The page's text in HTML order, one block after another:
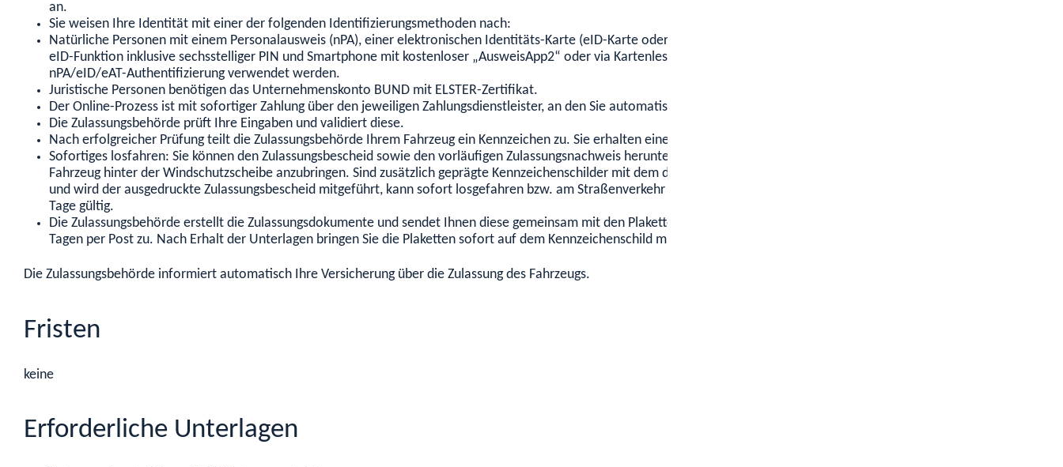
an.
Sie weisen Ihre Identität mit einer der folgenden Identifizierungsmethoden nach:
Natürliche Personen mit einem Personalausweis (nPA), einer elektronischen Identitäts-Karte (eID-Karte oder ein elektronischer Aufenthaltstitel, eAT) mit freigeschalteter
eID-Funktion inklusive sechsstelliger PIN und Smartphone mit kostenloser „AusweisApp2“ oder via Kartenlesegerät. Alternativ kann die BundID mit ELSTER-Zertifikat oder
nPA/eID/eAT-Authentifizierung verwendet werden.
Juristische Personen benötigen das Unternehmenskonto BUND mit ELSTER-Zertifikat.
Der Online-Prozess ist mit sofortiger Zahlung über den jeweiligen Zahlungsdienstleister, an den Sie automatisch weitergeleitet werden, abzuschließen.
Die Zulassungsbehörde prüft Ihre Eingaben und validiert diese.
Nach erfolgreicher Prüfung teilt die Zulassungsbehörde Ihrem Fahrzeug ein Kennzeichen zu. Sie erhalten einen vorläufigen Zulassungsnachweis.
Sofortiges losfahren: Sie können den Zulassungsbescheid sowie den vorläufigen Zulassungsnachweis herunterladen und ausdrucken. Der vorläufige Zulassungsnachweis ist im
Fahrzeug hinter der Windschutzscheibe anzubringen. Sind zusätzlich geprägte Kennzeichenschilder mit dem dem Fahrzeug zugeteilten Kennzeichen am Fahrzeug angebracht
und wird der ausgedruckte Zulassungsbescheid mitgeführt, kann sofort losgefahren bzw. am Straßenverkehr teilgenommen werden. Der vorläufige Zulassungsnachweis ist 10
Tage gültig.
Die Zulassungsbehörde erstellt die Zulassungsdokumente und sendet Ihnen diese gemeinsam mit den Plaketten (Hauptuntersuchung und Stempelplakette) innerhalb von zehn
Tagen per Post zu. Nach Erhalt der Unterlagen bringen Sie die Plaketten sofort auf dem Kennzeichenschild mit dem von der Zulassungsbehörde zugeteilten Kennzeichen an.
Die Zulassungsbehörde informiert automatisch Ihre Versicherung über die Zulassung des Fahrzeugs.
Fristen
keine
Erforderliche Unterlagen